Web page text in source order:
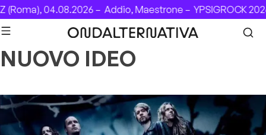
Skip to content
(Roma), 04.08.2026 –Addio, Maestrone –YPSIGROCK
NUOVO IDEO